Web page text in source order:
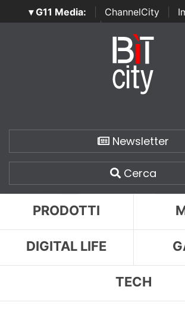
▾ G11 Media: ChannelCity
SecurityOpenLab | Italian Channel
Italian Security
Newsletter
Cerca
PRODOTTI
DIGITAL LIFE
TECH